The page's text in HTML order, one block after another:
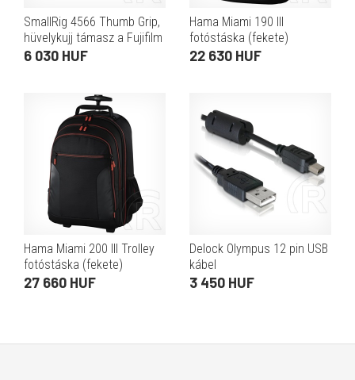
SmallRig 4566 Thumb Grip,
hüvelykujj támasz a Fujifilm
X100VI/X100V-höz (ezüst)
6 030 HUF
Hama Miami 190 III
fotóstáska (fekete)
22 630 HUF
Hama Miami 200 III Trolley
fotóstáska (fekete)
27 660 HUF
Delock Olympus 12 pin USB
kábel
3 450 HUF